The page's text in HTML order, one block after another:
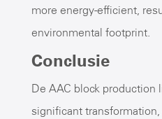
more energy-efficient,
environmental footprint.
Conclusie
De AAC block production
significant